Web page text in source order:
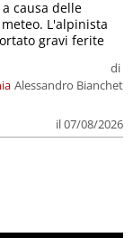
di
Alessandro Bianchet
il 07/08/2026
causa delle
L'alpinista
gravi ferite